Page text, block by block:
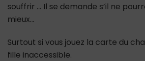
souffrir … Il se demande s’il ne
mieux…
Surtout si vous jouez la carte du
fille inaccessible.